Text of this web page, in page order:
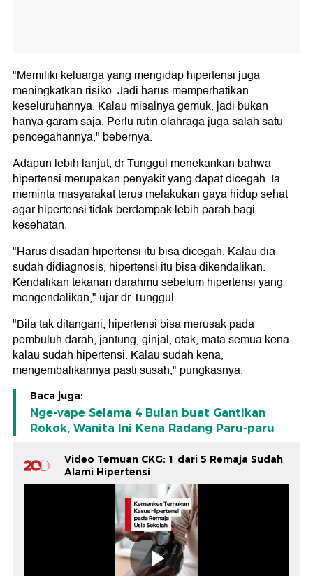
"Memiliki keluarga yang mengidap hipertensi juga
meningkatkan risiko. Jadi harus memperhatikan
keseluruhannya. Kalau misalnya gemuk, jadi bukan
hanya garam saja. Perlu rutin olahraga juga salah satu
pencegahannya," bebernya.
Adapun lebih lanjut, dr Tunggul menekankan bahwa
hipertensi merupakan penyakit yang dapat dicegah. Ia
meminta masyarakat terus melakukan gaya hidup sehat
agar hipertensi tidak berdampak lebih parah bagi
kesehatan.
"Harus disadari hipertensi itu bisa dicegah. Kalau dia
sudah didiagnosis, hipertensi itu bisa dikendalikan.
Kendalikan tekanan darahmu sebelum hipertensi yang
mengendalikan," ujar dr Tunggul.
"Bila tak ditangani, hipertensi bisa merusak pada
pembuluh darah, jantung, ginjal, otak, mata semua kena
kalau sudah hipertensi. Kalau sudah kena,
mengembalikannya pasti susah," pungkasnya.
Baca juga:
Nge-vape Selama 4 Bulan buat Gantikan
Rokok, Wanita Ini Kena Radang Paru-paru
Video Temuan CKG: 1 dari 5 Remaja Sudah
Alami Hipertensi